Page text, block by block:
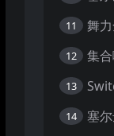
11
12
13
14